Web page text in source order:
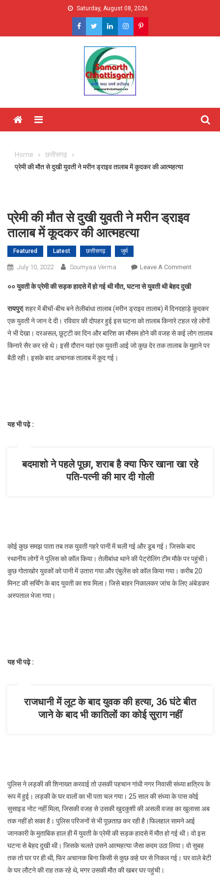
Saturday, August 08, 2026
Menu
Home
छत्तीसगढ़
प्रेमी की मौत से दुखी युवती ने मरीन ड्राइव तालाब में कूदकर की आत्महत्या
प्रेमी की मौत से दुखी युवती ने मरीन ड्राइव
तालाब में कूदकर की आत्महत्या
Featured Latest छत्तीसगढ़ जुर्म
July 10, 2022 Soumyaa Verma Leave A CommentOn
से
दुखी
युवती
ने
०० युवती के प्रेमी की सड़क हादसे में हो गई थी मौत, घटना से युवती थी बेहद दुखी
रायपुर| शहर में बीचों-बीच बने तेलीबांधा तालाब (मरीन ड्राइव तालाब) में दिनदहाड़े कूदकर
एक युवती ने जान दे दी। रविवार की दोपहर हुई इस घटना को तालाब किनारे टहल रहे लोगों
ने भी देखा। दरअसल, छुट्टी का दिन और बारिश का मौसम होने की वजह से कई लोग तालाब
किनारे सैर कर रहे थे। इसी दौरान यहां एक युवती आई जो कुछ देर तक तालाब के मुहाने पर
बैठी रही। इसके बाद अचानक तालाब में कूद गई।
यह भी पढ़े :
बदमाशो ने पहले पूछा, शराब है क्या फिर खाना खा रहे
पति-पत्नी की मार दी गोली
कोई कुछ समझ पाता तब तक युवती गहरे पानी में चली गई और डूब गई। जिसके बाद
स्थानीय लोगों ने पुलिस को कॉल किया। तेलीबांधा थाने की पेट्रोलिंग टीम मौके पर पहुंची।
कुछ गोताखोर युवकों को पानी में उतारा गया और एंबुलेंस को कॉल किया गया। करीब 20
मिनट की सर्चिंग के बाद युवती का शव मिला। जिसे बाहर निकालकर जांच के लिए अंबेडकर
अस्पताल भेजा गया।
यह भी पढ़े :
राजधानी में लूट के बाद युवक की हत्या, 36 घंटे बीत
जाने के बाद भी कातिलों का कोई सुराग नहीं
पुलिस ने लड़की की शिनाख्त करवाई तो उसकी पहचान गांधी नगर निवासी संध्या क्षत्रिय के
रूप में हुई। लड़की के घर वालों का भी पता चल गया। 25 साल की संध्या के पास कोई
सुसाइड नोट नहीं मिला, जिसकी वजह से उसकी खुदकुशी की असली वजह का खुलासा अब
तक नहीं हो सका है। पुलिस परिजनों से भी पूछताछ कर रही है।फिलहाल सामने आई
जानकारी के मुताबिक हाल ही में युवती के प्रेमी की सड़क हादसे में मौत हो गई थी। वो इस
घटना से बेहद दुखी थी। जिसके चलते उसने आत्‍महत्‍या जैसा कदम उठा लिया। वो सुबह
तक तो घर पर ही थी, फिर अचानक बिना किसी से कुछ कहे घर से निकल गई। घर वाले बेटी
के घर लौटने की राह तक रहे थे, मगर उसकी मौत की खबर घर पहुंची।